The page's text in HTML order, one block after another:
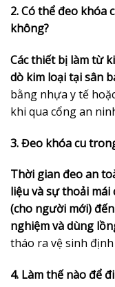
2. Có thể đeo khóa
không?
Các thiết bị làm từ
dò kim loại tại sân
bằng nhựa y tế
khi qua cổng an
3. Đeo khóa cu
Thời gian đeo an
liệu và sự thoải
(cho người mới)
nghiệm và dùng
tháo ra vệ sinh định
4. Làm thế nào để